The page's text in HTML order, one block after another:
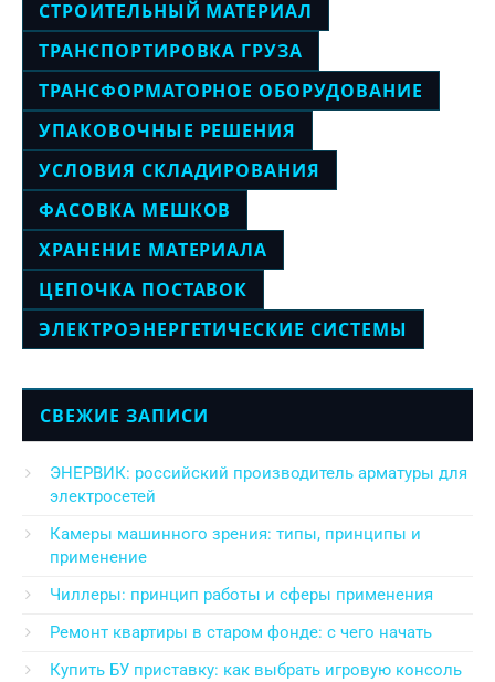
СТРОИТЕЛЬНЫЙ МАТЕРИАЛ
ТРАНСПОРТИРОВКА ГРУЗА
ТРАНСФОРМАТОРНОЕ ОБОРУДОВАНИЕ
УПАКОВОЧНЫЕ РЕШЕНИЯ
УСЛОВИЯ СКЛАДИРОВАНИЯ
ФАСОВКА МЕШКОВ
ХРАНЕНИЕ МАТЕРИАЛА
ЦЕПОЧКА ПОСТАВОК
ЭЛЕКТРОЭНЕРГЕТИЧЕСКИЕ СИСТЕМЫ
СВЕЖИЕ ЗАПИСИ
ЭНЕРВИК: российский производитель арматуры для
электросетей
Камеры машинного зрения: типы, принципы и
применение
Чиллеры: принцип работы и сферы применения
Ремонт квартиры в старом фонде: с чего начать
Купить БУ приставку: как выбрать игровую консоль